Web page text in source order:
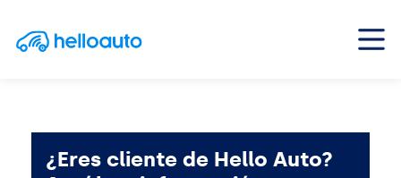
Saltar al contenido
Navegación principal
¿Eres cliente de Hello Auto?